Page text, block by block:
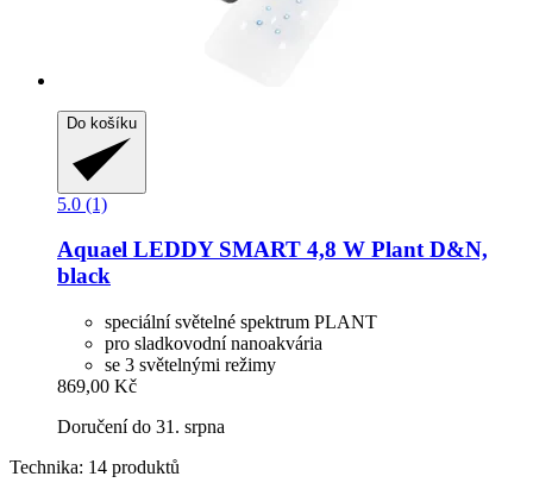
Do košíku
5.0 (1)
Aquael LEDDY SMART 4,8 W Plant D&N,
black
speciální světelné spektrum PLANT
pro sladkovodní nanoakvária
se 3 světelnými režimy
869,00 Kč
Doručení do 31. srpna
Technika: 14 produktů